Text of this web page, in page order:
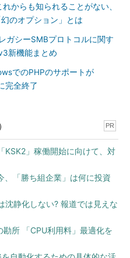
からも知られることがない、
のオプション」とは
ガシーSMBプロトコルに関す
新機能まとめ
でのPHPのサポートが
完全終了
PR
KSK2」稼働開始に向けて、対
、「勝ち組企業」は何に投資
沈静化しない? 報道では見えな
所 「CPU利用料」最適化を